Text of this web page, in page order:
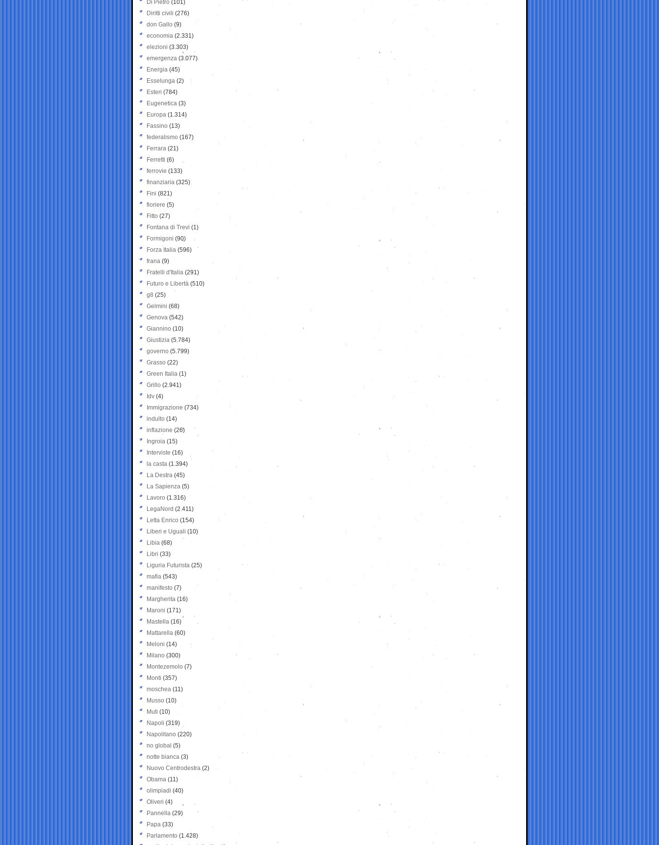
Di Pietro (101)
Diritti civili (276)
don Gallo (9)
economia (2.331)
elezioni (3.303)
emergenza (3.077)
Energia (45)
Esselunga (2)
Esteri (784)
Eugenetica (3)
Europa (1.314)
Fassino (13)
federalismo (167)
Ferrara (21)
Ferretti (6)
ferrovie (133)
finanziaria (325)
Fini (821)
fioriere (5)
Fitto (27)
Fontana di Trevi (1)
Formigoni (90)
Forza Italia (596)
frana (9)
Fratelli d'Italia (291)
Futuro e Libertà (510)
g8 (25)
Gelmini (68)
Genova (542)
Giannino (10)
Giustizia (5.784)
governo (5.799)
Grasso (22)
Green Italia (1)
Grillo (2.941)
Idv (4)
Immigrazione (734)
indulto (14)
inflazione (26)
Ingroia (15)
Interviste (16)
la casta (1.394)
La Destra (45)
La Sapienza (5)
Lavoro (1.316)
LegaNord (2.411)
Letta Enrico (154)
Liberi e Uguali (10)
Libia (68)
Libri (33)
Liguria Futurista (25)
mafia (543)
manifesto (7)
Margherita (16)
Maroni (171)
Mastella (16)
Mattarella (60)
Meloni (14)
Milano (300)
Montezemolo (7)
Monti (357)
moschea (11)
Musso (10)
Muti (10)
Napoli (319)
Napolitano (220)
no global (5)
notte bianca (3)
Nuovo Centrodestra (2)
Obama (11)
olimpiadi (40)
Oliveri (4)
Pannella (29)
Papa (33)
Parlamento (1.428)